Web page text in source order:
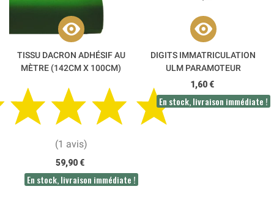
TISSU DACRON ADHÉSIF AU
MÈTRE (142CM X 100CM)
(1 avis)
59,90 €
En stock, livraison immédiate !
DIGITS IMMATRICULATION
ULM PARAMOTEUR
1,60 €
En stock, livraison immédiate !